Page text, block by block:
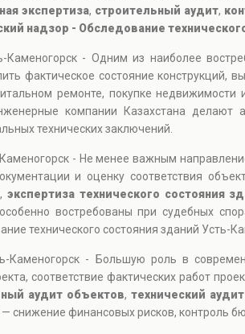
экспертиза, строительный аудит,
надзор - Обследование
Каменогорск - Одним из наиболее
фактическое состояние конструкций,
ремонте, покупке
компании Казахстана делают
технических заключений.
- Не менее важным
и оценку соответствия
, экспертиза технического состояния
особенно востребованы при судебных
технического состояния зданий Усть-
Каменогорск - Большую роль в
соответствие фактических работ
аудит объектов, технический
— снижение финансовых рисков,